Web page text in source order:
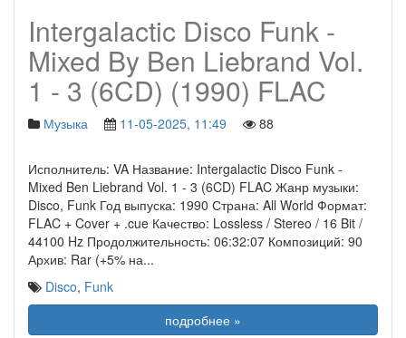
Intergalactic Disco Funk -
Mixed By Ben Liebrand Vol.
1 - 3 (6CD) (1990) FLAC
Музыка 11-05-2025, 11:49 88
Исполнитель: VA Название: Intergalactic Disco Funk -
Mixed Ben Liebrand Vol. 1 - 3 (6CD) FLAC Жанр музыки:
Disco, Funk Год выпуска: 1990 Страна: All World Формат:
FLAC + Cover + .cue Качество: Lossless / Stereo / 16 Bit /
44100 Hz Продолжительность: 06:32:07 Композиций: 90
Архив: Rar (+5% на...
Disco, Funk
подробнее »